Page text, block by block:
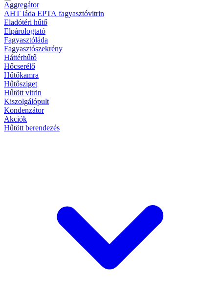
Aggregátor
AHT láda EPTA fagyasztóvitrin
Eladótéri hűtő
Elpárologtató
Fagyasztóláda
Fagyasztószekrény
Háttérhűtő
Hőcserélő
Hűtőkamra
Hűtősziget
Hűtött vitrin
Kiszolgálópult
Kondenzátor
Akciók
Hűtött berendezés